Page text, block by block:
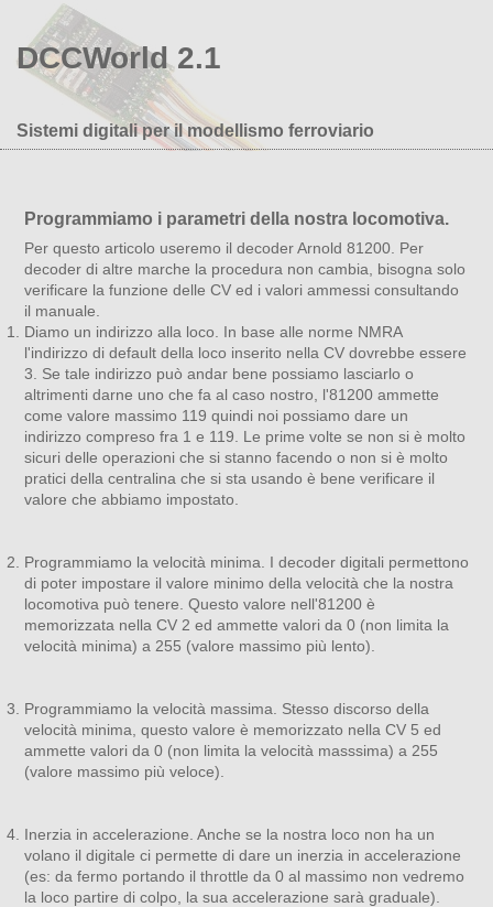
DCCWorld 2.1
Sistemi digitali per il modellismo ferroviario
Programmiamo i parametri della nostra locomotiva.
Per questo articolo useremo il decoder Arnold 81200. Per
decoder di altre marche la procedura non cambia, bisogna solo
verificare la funzione delle CV ed i valori ammessi consultando
il manuale.
Diamo un indirizzo alla loco. In base alle norme NMRA
l'indirizzo di default della loco inserito nella CV dovrebbe essere
3. Se tale indirizzo può andar bene possiamo lasciarlo o
altrimenti darne uno che fa al caso nostro, l'81200 ammette
come valore massimo 119 quindi noi possiamo dare un
indirizzo compreso fra 1 e 119. Le prime volte se non si è molto
sicuri delle operazioni che si stanno facendo o non si è molto
pratici della centralina che si sta usando è bene verificare il
valore che abbiamo impostato.
Programmiamo la velocità minima. I decoder digitali permettono
di poter impostare il valore minimo della velocità che la nostra
locomotiva può tenere. Questo valore nell'81200 è
memorizzata nella CV 2 ed ammette valori da 0 (non limita la
velocità minima) a 255 (valore massimo più lento).
Programmiamo la velocità massima. Stesso discorso della
velocità minima, questo valore è memorizzato nella CV 5 ed
ammette valori da 0 (non limita la velocità masssima) a 255
(valore massimo più veloce).
Inerzia in accelerazione. Anche se la nostra loco non ha un
volano il digitale ci permette di dare un inerzia in accelerazione
(es: da fermo portando il throttle da 0 al massimo non vedremo
la loco partire di colpo, la sua accelerazione sarà graduale).